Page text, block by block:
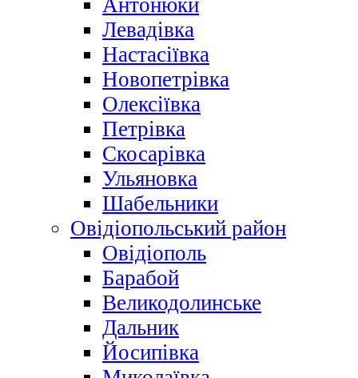
Антонюки
Левадівка
Настасіївка
Новопетрівка
Олексіївка
Петрівка
Скосарівка
Ульяновка
Шабельники
Овідіопольський район
Овідіополь
Барабой
Великодолинське
Дальник
Йосипівка